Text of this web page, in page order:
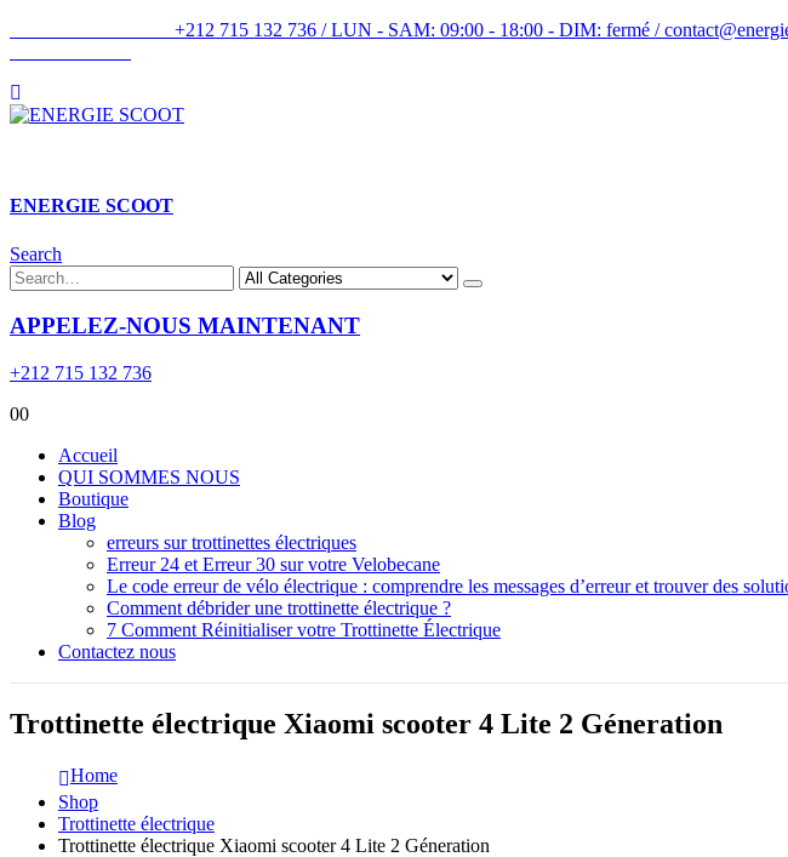
+212 715 132 736 / LUN - SAM: 09:00 - 18:00 - DIM:
ENERGIE SCOOT​
Search
APPELEZ-NOUS MAINTENANT
+212 715 132 736
00
Accueil
QUI SOMMES NOUS
Boutique
Blog
erreurs sur trottinettes électriques
Erreur 24 et Erreur 30 sur votre Velobecane
Le code erreur de vélo électrique : comprendre les messages d’erreur et trouver des
Comment débrider une trottinette électrique ?
7 Comment Réinitialiser votre Trottinette Électrique
Contactez nous
Trottinette électrique Xiaomi scooter 4 Lite 2 Géneration
Home
Shop
Trottinette électrique
Trottinette électrique Xiaomi scooter 4 Lite 2 Géneration